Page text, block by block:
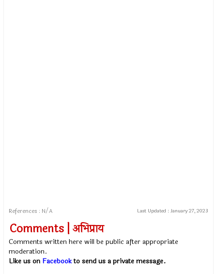
References : N/A Last Updated : January 27, 2023
Comments | अभिप्राय
Comments written here will be public after appropriate
moderation.
Like us on Facebookto send us a private message.